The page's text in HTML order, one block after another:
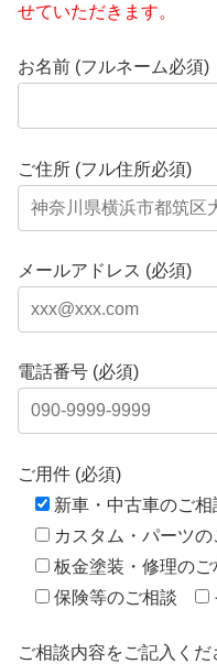
せていただきます。
お名前 (フルネーム必須)
ご住所 (フル住所必須)
メールアドレス (必須)
電話番号 (必須)
ご用件 (必須)
新車・中古車のご相
カスタム・パーツの
板金塗装・修理のご
保険等のご相談
ご相談内容をご記入く